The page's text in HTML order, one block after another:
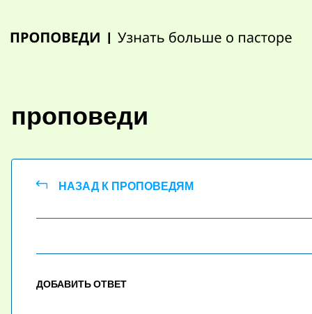
content
проповеди
НАЗАД К ПРОПОВЕДЯМ
ДОБАВИТЬ ОТВЕТ